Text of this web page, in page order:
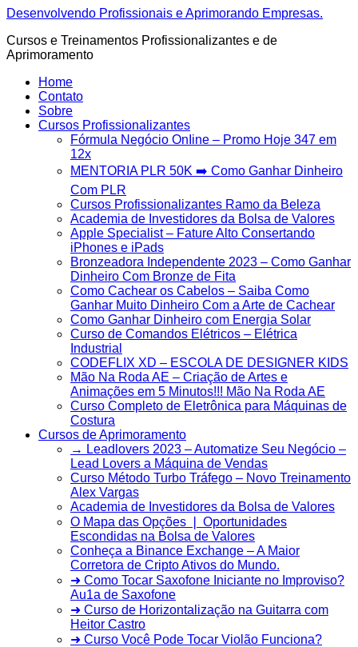
Ir
o
conteúdo
Desenvolvendo Profissionais e Aprimorando Empresas.
Cursos e Treinamentos Profissionalizantes e de
Aprimoramento
Home
Contato
Sobre
Cursos Profissionalizantes
Fórmula Negócio OnIine – Promo Hoje 347 em
12x
MENTORIA PLR 50K ➡️ Como Ganhar Dinheiro
Com PLR
Cursos Profissionalizantes Ramo da Beleza
Academia de Investidores da Bolsa de Valores
Apple Specialist – Fature Alto Consertando
iPhones e iPads
Bronzeadora Independente 2023 – Como Ganhar
Dinheiro Com Bronze de Fita
Como Cachear os Cabelos – Saiba Como
Ganhar Muito Dinheiro Com a Arte de Cachear
Como Ganhar Dinheiro com Energia Solar
Curso de Comandos Elétricos – Elétrica
Industrial
CODEFLIX XD – ESCOLA DE DESIGNER KIDS
Mão Na Roda AE – Criação de Artes e
Animações em 5 Minutos!!! Mão Na Roda AE
Curso Completo de Eletrônica para Máquinas de
Costura
Cursos de Aprimoramento
→ Leadlovers 2023 – Automatize Seu Negócio –
Lead Lovers a Máquina de Vendas
Curso Método Turbo Tráfego – Novo Treinamento
Alex Vargas
Academia de Investidores da Bolsa de Valores
O Mapa das Opções ❘ Oportunidades
Escondidas na Bolsa de Valores
Conheça a Binance Exchange – A Maior
Corretora de Cripto Ativos do Mundo.
➜ Como Tocar Saxofone Iniciante no Improviso?
Au1a de Saxofone
➜ Curso de Horizontalização na Guitarra com
Heitor Castro
➜ Curso Você Pode Tocar Violão Funciona?